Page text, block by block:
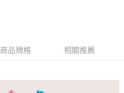
商品規格 相關推薦